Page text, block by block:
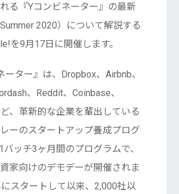
る『Yコンビネーター』の最新
2020）について解説する
を9月17日に開催します。
ーター』は、Dropbox、Airbnb、
、Reddit、Coinbase、
、革新的な企業を輩出している
ーのスタートアップ養成プログ
バッチ3ヶ月間のプログラムで、
家向けのデモデーが開催されま
スタートして以来、2,000社以